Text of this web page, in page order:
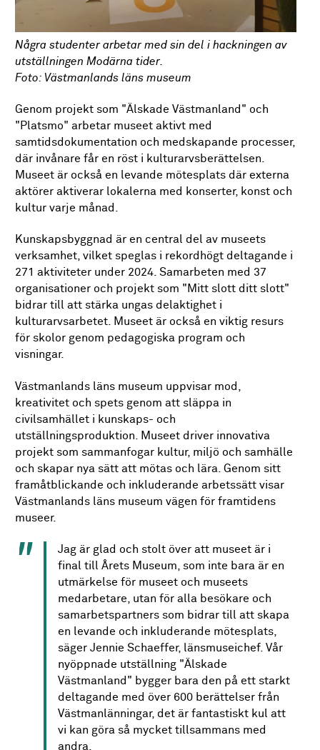
Några studenter arbetar med sin del i hackningen av
utställningen Modärna tider.
Foto: Västmanlands läns museum
Genom projekt som "Älskade Västmanland" och
"Platsmo" arbetar museet aktivt med
samtidsdokumentation och medskapande processer,
där invånare får en röst i kulturarvsberättelsen.
Museet är också en levande mötesplats där externa
aktörer aktiverar lokalerna med konserter, konst och
kultur varje månad.
Kunskapsbyggnad är en central del av museets
verksamhet, vilket speglas i rekordhögt deltagande i
271 aktiviteter under 2024. Samarbeten med 37
organisationer och projekt som "Mitt slott ditt slott"
bidrar till att stärka ungas delaktighet i
kulturarvsarbetet. Museet är också en viktig resurs
för skolor genom pedagogiska program och
visningar.
Västmanlands läns museum uppvisar mod,
kreativitet och spets genom att släppa in
civilsamhället i kunskaps- och
utställningsproduktion. Museet driver innovativa
projekt som sammanfogar kultur, miljö och samhälle
och skapar nya sätt att mötas och lära. Genom sitt
framåtblickande och inkluderande arbetssätt visar
Västmanlands läns museum vägen för framtidens
museer.
Jag är glad och stolt över att museet är i
final till Årets Museum, som inte bara är en
utmärkelse för museet och museets
medarbetare, utan för alla besökare och
samarbetspartners som bidrar till att skapa
en levande och inkluderande mötesplats,
säger Jennie Schaeffer, länsmuseichef. Vår
nyöppnade utställning "Älskade
Västmanland" bygger bara den på ett starkt
deltagande med över 600 berättelser från
Västmanlänningar, det är fantastiskt kul att
vi kan göra så mycket tillsammans med
andra.